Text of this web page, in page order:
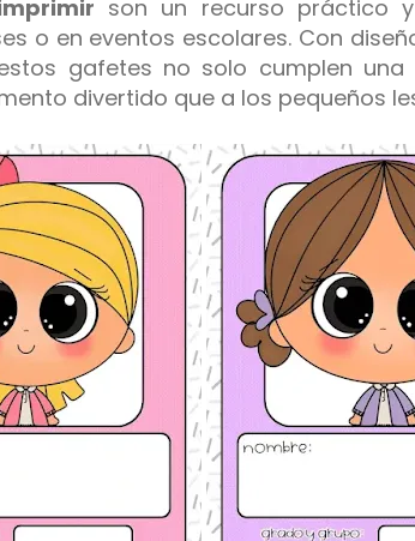
son un recurso práctico
o en eventos escolares. Con
gafetes no solo cumplen una
divertido que a los pequeños